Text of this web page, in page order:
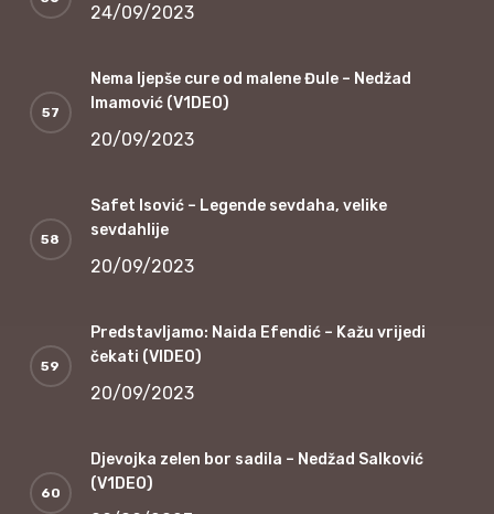
24/09/2023
Nema ljepše cure od malene Đule – Nedžad
Imamović (V1DEO)
20/09/2023
Safet Isović – Legende sevdaha, velike
sevdahlije
20/09/2023
Predstavljamo: Naida Efendić – Kažu vrijedi
čekati (VIDEO)
20/09/2023
Djevojka zelen bor sadila – Nedžad Salković
(V1DEO)